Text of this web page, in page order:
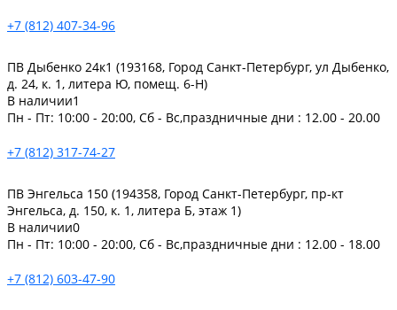
+7 (812) 407-34-96
ПВ Дыбенко 24к1 (193168, Город Санкт-Петербург, ул Дыбенко,
д. 24, к. 1, литера Ю, помещ. 6-Н)
В наличии1
Пн - Пт: 10:00 - 20:00, Сб - Вс,праздничные дни : 12.00 - 20.00
+7 (812) 317-74-27
ПВ Энгельса 150 (194358, Город Санкт-Петербург, пр-кт
Энгельса, д. 150, к. 1, литера Б, этаж 1)
В наличии0
Пн - Пт: 10:00 - 20:00, Сб - Вс,праздничные дни : 12.00 - 18.00
+7 (812) 603-47-90